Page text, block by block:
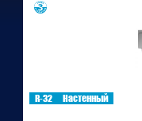
R-32 Настенный